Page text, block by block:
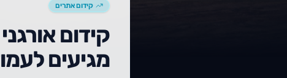
קידום אתרים
מגיעים